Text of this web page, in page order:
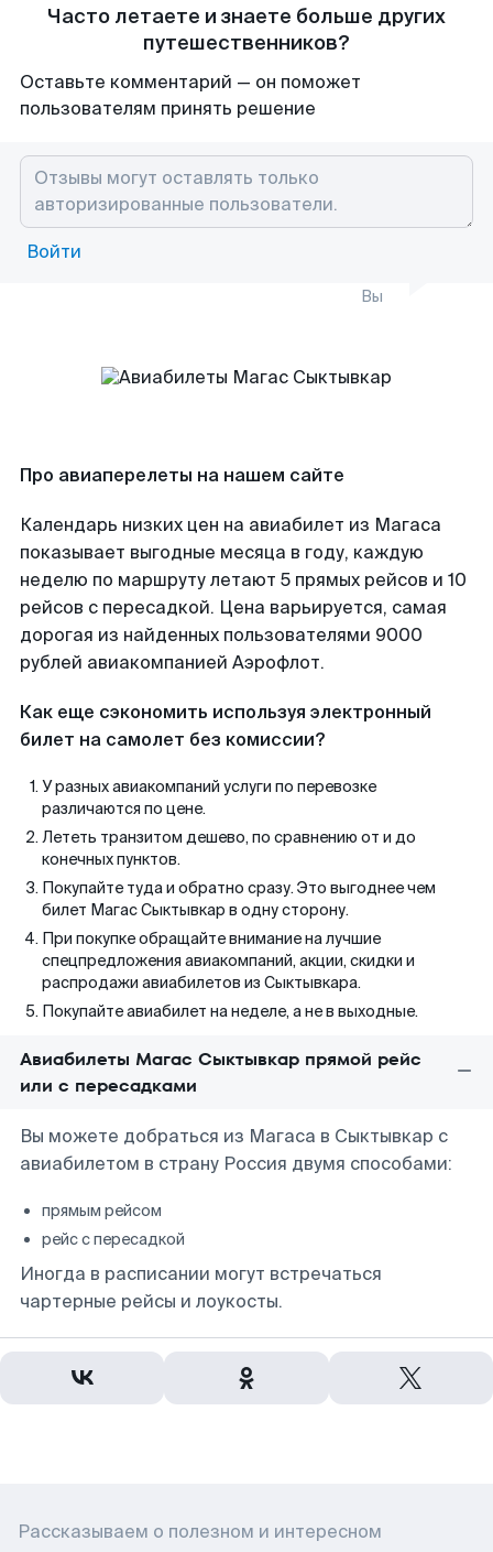
Часто летаете и знаете больше других
путешественников?
Оставьте комментарий — он поможет
пользователям принять решение
Войти
Вы
Про авиаперелеты на нашем сайте
Календарь низких цен на авиабилет из Магаса
показывает выгодные месяца в году, каждую
неделю по маршруту летают 5 прямых рейсов и 10
рейсов с пересадкой. Цена варьируется, самая
дорогая из найденных пользователями 9000
рублей авиакомпанией Аэрофлот.
Как еще сэкономить используя электронный
билет на самолет без комиссии?
У разных авиакомпаний услуги по перевозке
различаются по цене.
Лететь транзитом дешево, по сравнению от и до
конечных пунктов.
Покупайте туда и обратно сразу. Это выгоднее чем
билет Магас Сыктывкар в одну сторону.
При покупке обращайте внимание на лучшие
спецпредложения авиакомпаний, акции, скидки и
распродажи авиабилетов из Сыктывкара.
Покупайте авиабилет на неделе, а не в выходные.
Авиабилеты Магас Сыктывкар прямой рейс
или с пересадками
Вы можете добраться из Магаса в Сыктывкар с
авиабилетом в страну Россия двумя способами:
прямым рейсом
рейс с пересадкой
Иногда в расписании могут встречаться
чартерные рейсы и лоукосты.
Рассказываем о полезном и интересном